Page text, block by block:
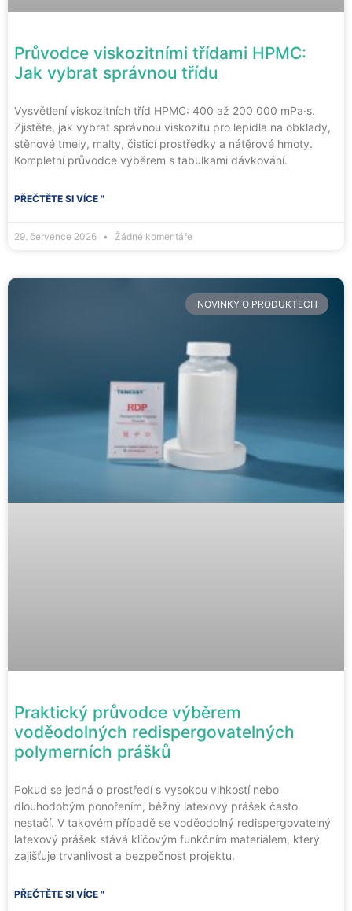
Průvodce viskozitními třídami HPMC:
Jak vybrat správnou třídu
Vysvětlení viskozitních tříd HPMC: 400 až 200 000 mPa·s.
Zjistěte, jak vybrat správnou viskozitu pro lepidla na obklady,
stěnové tmely, malty, čisticí prostředky a nátěrové hmoty.
Kompletní průvodce výběrem s tabulkami dávkování.
PŘEČTĚTE SI VÍCE "
29. července 2026 Žádné komentáře
NOVINKY O PRODUKTECH
Praktický průvodce výběrem
voděodolných redispergovatelných
polymerních prášků
Pokud se jedná o prostředí s vysokou vlhkostí nebo
dlouhodobým ponořením, běžný latexový prášek často
nestačí. V takovém případě se voděodolný redispergovatelný
latexový prášek stává klíčovým funkčním materiálem, který
zajišťuje trvanlivost a bezpečnost projektu.
PŘEČTĚTE SI VÍCE "